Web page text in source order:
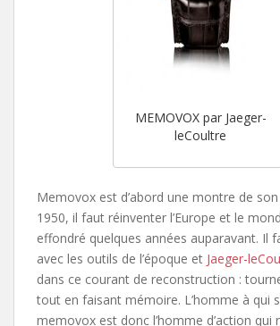
MEMOVOX par Jaeger-
leCoultre
Memovox est d’abord une montre de
1950, il faut réinventer l’Europe et le
effondré quelques années auparavant. Il
avec les outils de l’époque et Jaeger-
dans ce courant de reconstruction :
tout en faisant mémoire. L’homme à qui
memovox est donc l’homme d’action qui